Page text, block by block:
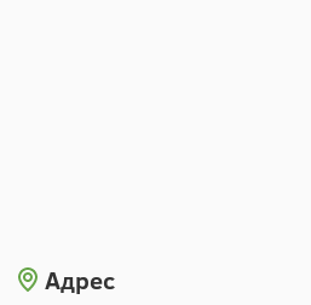
Адрес